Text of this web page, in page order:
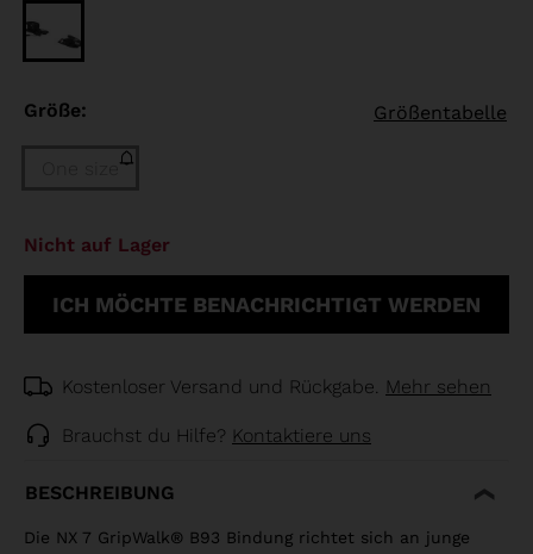
Größe: Größentabelle
Größe
(Nicht
auf
selected
Nicht auf Lager
ICH MÖCHTE BENACHRICHTIGT WERDEN
Kostenloser Versand und Rückgabe. Mehr sehen
Brauchst du Hilfe? Kontaktiere uns
BESCHREIBUNG
Die NX 7 GripWalk® B93 Bindung richtet sich an junge